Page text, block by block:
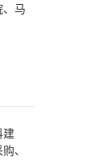
、马
建
、